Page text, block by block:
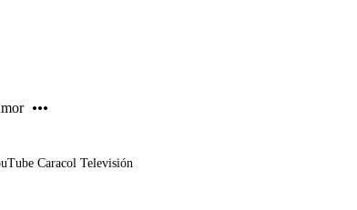
Caracol Televisión